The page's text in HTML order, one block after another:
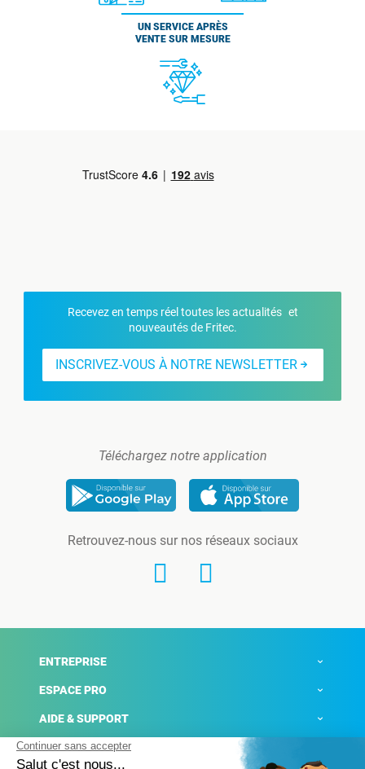
UN SERVICE APRÈS
VENTE SUR MESURE
Recevez en temps réel toutes les actualités et
nouveautés de Fritec.
INSCRIVEZ-VOUS À NOTRE NEWSLETTER
Téléchargez notre application
Retrouvez-nous sur nos réseaux sociaux
ENTREPRISE
ESPACE PRO
AIDE & SUPPORT
ACTUALITÉS